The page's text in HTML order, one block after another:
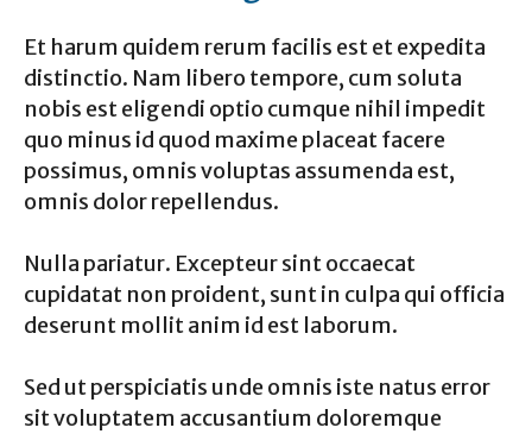
Et harum quidem rerum facilis est et expedita
distinctio. Nam libero tempore, cum soluta
nobis est eligendi optio cumque nihil impedit
quo minus id quod maxime placeat facere
possimus, omnis voluptas assumenda est,
omnis dolor repellendus.
Nulla pariatur. Excepteur sint occaecat
cupidatat non proident, sunt in culpa qui officia
deserunt mollit anim id est laborum.
Sed ut perspiciatis unde omnis iste natus error
sit voluptatem accusantium doloremque